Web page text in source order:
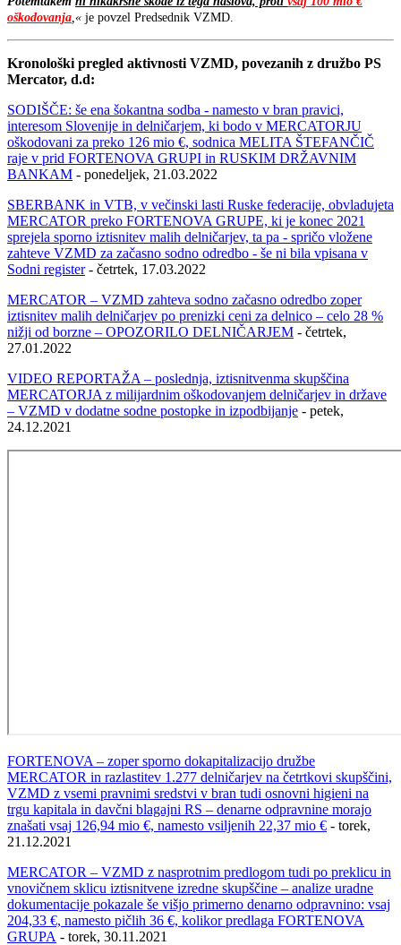
oškodovanja ,« je povzel Predsednik VZMD.
Kronološki pregled aktivnosti VZMD, povezanih z družbo PS
Mercator, d.d:
SODIŠČE: še ena šokantna sodba - namesto v bran pravici,
interesom Slovenije in delničarjem, ki bodo v MERCATORJU
oškodovani za preko 126 mio €, sodnica MELITA ŠTEFANČIČ
raje v prid FORTENOVA GRUPI in RUSKIM DRŽAVNIM
BANKAM - ponedeljek, 21.03.2022
SBERBANK in VTB, v večinski lasti Ruske federacije, obvladujeta
MERCATOR preko FORTENOVA GRUPE, ki je konec 2021
sprejela sporno iztisnitev malih delničarjev, ta pa - spričo vložene
zahteve VZMD za začasno sodno odredbo - še ni bila vpisana v
Sodni register- četrtek, 17.03.2022
MERCATOR – VZMD zahteva sodno začasno odredbo zoper
iztisnitev malih delničarjev po prenizki ceni za delnico – celo 28 %
nižji od borzne – OPOZORILO DELNIČARJEM - četrtek,
27.01.2022
VIDEO REPORTAŽA – poslednja, iztisnitvenma skupščina
MERCATORJA z milijardnim oškodovanjem delničarjev in države
– VZMD v dodatne sodne postopke in izpodbijanje - petek,
24.12.2021
FORTENOVA – zoper sporno dokapitalizacijo družbe
MERCATOR in razlastitev 1.277 delničarjev na četrtkovi skupščini,
VZMD z vsemi pravnimi sredstvi v bran tudi osnovni higieni na
trgu kapitala in davčni blagajni RS – denarne odpravnine morajo
znašati vsaj 126,94 mio €, namesto vsiljenih 22,37 mio € - torek,
21.12.2021
MERCATOR – VZMD z nasprotnim predlogom tudi po preklicu in
vnovičnem sklicu iztisnitvene izredne skupščine – analize uradne
dokumentacije pokazale še višjo primerno denarno odpravnino: vsaj
204,33 €, namesto pičlih 36 €, kolikor predlaga FORTENOVA
GRUPA - torek, 30.11.2021